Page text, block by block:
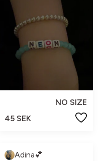
NO SIZE
45 SEK
Adina💕